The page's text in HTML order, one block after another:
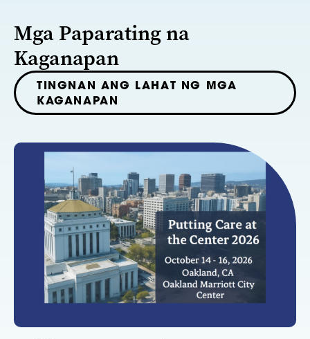
Mga Paparating na
Kaganapan
TINGNAN ANG LAHAT NG MGA
KAGANAPAN